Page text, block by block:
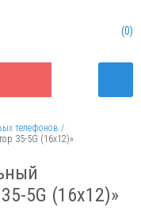
0
телефонов
35-5G (16х12)»
5G (16х12)»